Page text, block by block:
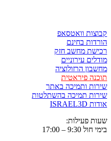
קבוצות וואטסאפ
הורדות בחינם
רכישת מחשב חזק
מודלים עירוניים
מחשבון הרזולוציה
תוכנה פיראטית
שירות ותמיכה באתר
שירות תמיכה בהשתלטות
אודות ISRAEL3D
שעות פעילות:
בימי חול 9:30 – 17:00